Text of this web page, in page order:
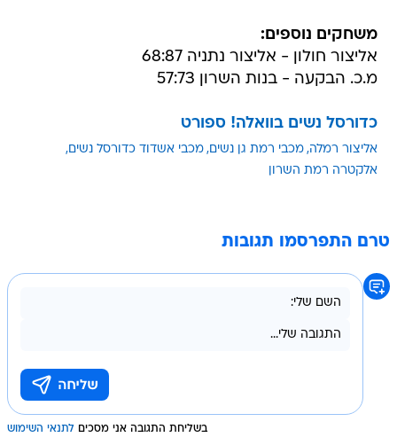
משחקים נוספים:
אליצור חולון - אליצור נתניה 68:87
מ.כ. הבקעה - בנות השרון 57:73
כדורסל נשים בוואלה! ספורט
אליצור רמלה מכבי רמת גן נשים מכבי אשדוד כדורסל נשים
אלקטרה רמת השרון
טרם התפרסמו תגובות
בשליחת התגובה אני מסכים לתנאי השימוש